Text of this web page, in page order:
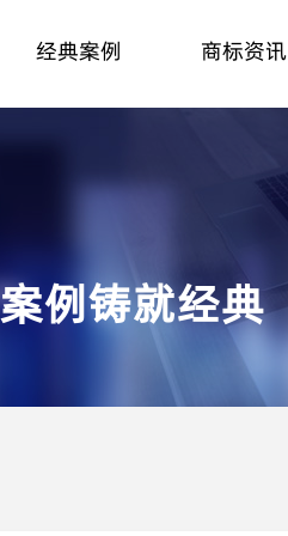
经典案例 商标资讯
例铸就经典